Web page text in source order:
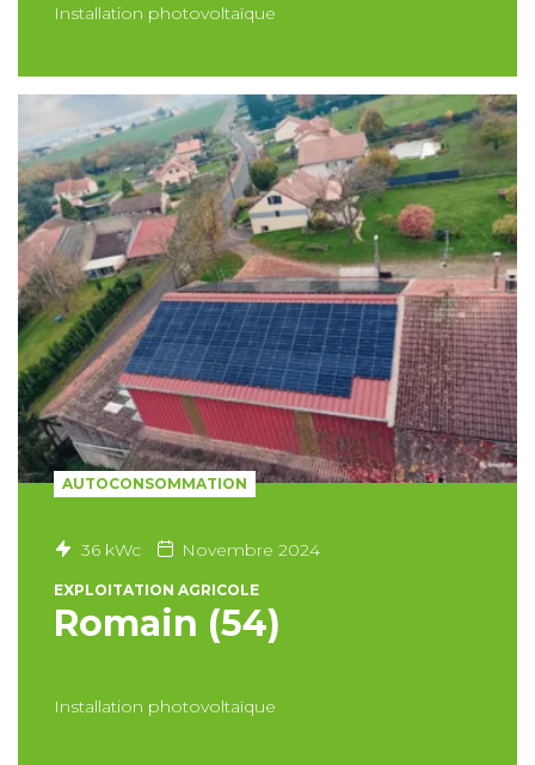
Installation photovoltaïque
AUTOCONSOMMATION
36 kWc Novembre 2024
EXPLOITATION AGRICOLE
Romain (54)
Installation photovoltaïque